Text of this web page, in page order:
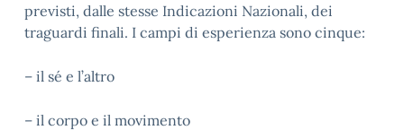
previsti, dalle stesse Indicazioni Nazionali, dei
traguardi finali. I campi di esperienza sono cinque:
– il sé e l’altro
– il corpo e il movimento